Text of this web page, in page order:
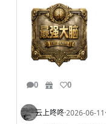
0 0
云上咚咚·2026-06-11·